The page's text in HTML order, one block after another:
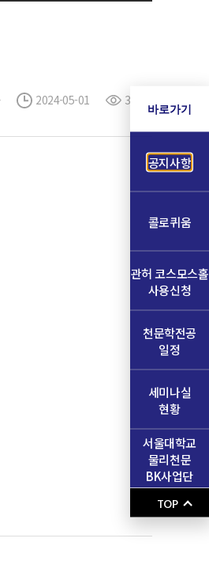
2024-05-01 31
바로가기
공지사항
콜로퀴움
관허 코스모스홀
사용신청
천문학전공
일정
세미나실
현황
서울대학교
물리천문
BK사업단
TOP